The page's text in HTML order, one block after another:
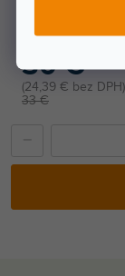
33 €
30 €
24,39 € bez DPH